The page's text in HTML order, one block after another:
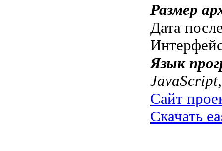
Размер
Дата
Язык
Сайт
Скачать